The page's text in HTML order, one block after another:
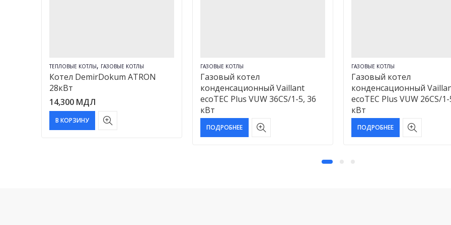
ТЕПЛОВЫЕ КОТЛЫ, ГАЗОВЫЕ КОТЛЫ
Котел DemirDokum ATRON
28кВт
14,300 МДЛ
В КОРЗИНУ
ГАЗОВЫЕ КОТЛЫ
Газовый котел
конденсационный Vaillant
ecoTEC Plus VUW 36CS/1-5, 36
кВт
ПОДРОБНЕЕ
ГАЗОВЫЕ КОТЛЫ
Газовый котел
конденсационный
ecoTEC Plus VUW 26CS/
кВт
ПОДРОБНЕЕ